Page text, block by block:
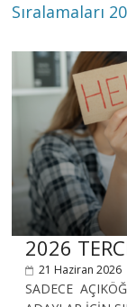
Sıralamaları
2026
21 Haziran 2026
SADECE